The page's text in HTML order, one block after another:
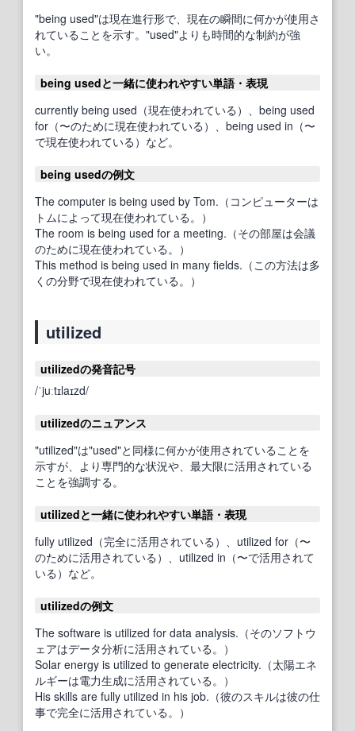
"being used"は現在進行形で、現在の瞬間に何かが使用さ
れていることを示す。"used"よりも時間的な制約が強
い。
being usedと一緒に使われやすい単語・表現
currently being used（現在使われている）、being used
for（〜のために現在使われている）、being used in（〜
で現在使われている）など。
being usedの例文
The computer is being used by Tom.（コンピューターは
トムによって現在使われている。）
The room is being used for a meeting.（その部屋は会議
のために現在使われている。）
This method is being used in many fields.（この方法は多
くの分野で現在使われている。）
utilized
utilizedの発音記号
/ˈjuːtɪlaɪzd/
utilizedのニュアンス
"utilized"は"used"と同様に何かが使用されていることを
示すが、より専門的な状況や、最大限に活用されている
ことを強調する。
utilizedと一緒に使われやすい単語・表現
fully utilized（完全に活用されている）、utilized for（〜
のために活用されている）、utilized in（〜で活用されて
いる）など。
utilizedの例文
The software is utilized for data analysis.（そのソフトウ
ェアはデータ分析に活用されている。）
Solar energy is utilized to generate electricity.（太陽エネ
ルギーは電力生成に活用されている。）
His skills are fully utilized in his job.（彼のスキルは彼の仕
事で完全に活用されている。）